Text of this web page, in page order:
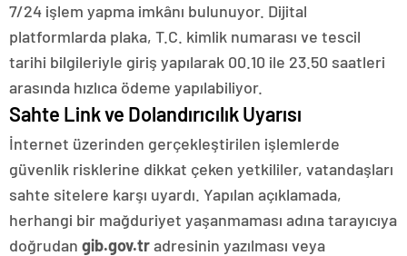
7/24 işlem yapma imkânı bulunuyor. Dijital
platformlarda plaka, T.C. kimlik numarası ve tescil
tarihi bilgileriyle giriş yapılarak 00.10 ile 23.50 saatleri
arasında hızlıca ödeme yapılabiliyor.
Sahte Link ve Dolandırıcılık Uyarısı
İnternet üzerinden gerçekleştirilen işlemlerde
güvenlik risklerine dikkat çeken yetkililer, vatandaşları
sahte sitelere karşı uyardı. Yapılan açıklamada,
herhangi bir mağduriyet yaşanmaması adına tarayıcıya
doğrudan gib.gov.tradresinin yazılması veya